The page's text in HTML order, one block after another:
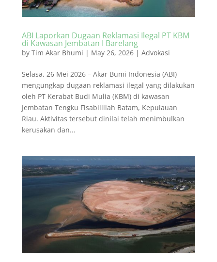
ABI Laporkan Dugaan Reklamasi Ilegal PT KBM
di Kawasan Jembatan I Barelang
by Tim Akar Bhumi | May 26, 2026| Advokasi
Selasa, 26 Mei 2026 – Akar Bumi Indonesia (ABI)
mengungkap dugaan reklamasi ilegal yang dilakukan
oleh PT Kerabat Budi Mulia (KBM) di kawasan
Jembatan Tengku Fisabilillah Batam, Kepulauan
Riau. Aktivitas tersebut dinilai telah menimbulkan
kerusakan dan...